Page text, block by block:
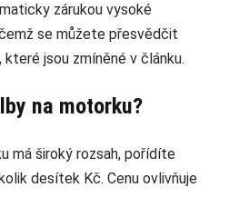
zárukou vysoké
se můžete přesvědčit
jsou zmíněné v článku.
na motorku?
má široký rozsah, pořídíte
desítek Kč. Cenu ovlivňuje